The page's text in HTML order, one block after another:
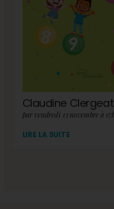
Claudine Clergeat
LIRE LA SUITE